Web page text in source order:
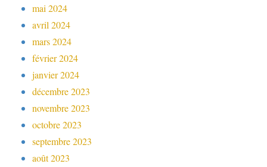
mai 2024
avril 2024
mars 2024
février 2024
janvier 2024
décembre 2023
novembre 2023
octobre 2023
septembre 2023
août 2023